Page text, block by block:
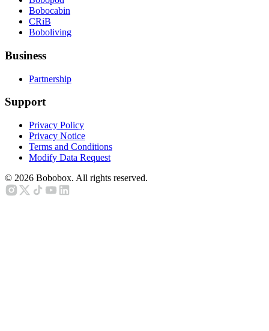
Bobocabin
CRiB
Boboliving
Business
Partnership
Support
Privacy Policy
Privacy Notice
Terms and Conditions
Modify Data Request
© 2026 Bobobox. All rights reserved.